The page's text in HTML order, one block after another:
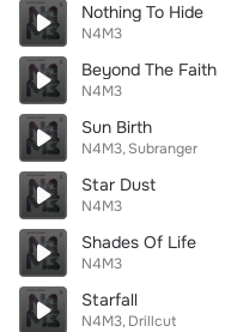
Nothing To Hide
N4M3
Beyond The Faith
N4M3
Sun Birth
N4M3 Subranger
Star Dust
N4M3
Shades Of Life
N4M3
Starfall
N4M3 Drillcut